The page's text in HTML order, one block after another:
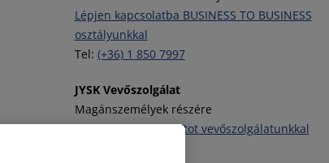
Lépjen kapcsolatba BUSINESS TO BUSINESS
osztályunkkal
Tel: (+36) 1 850 7997
JYSK Vevőszolgálat
Magánszemélyek részére
Vegye fel a kapcsolatot vevőszolgálatunkkal